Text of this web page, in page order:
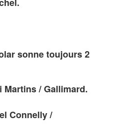
sonne toujours 2
Martins / Gallimard.
Connelly /